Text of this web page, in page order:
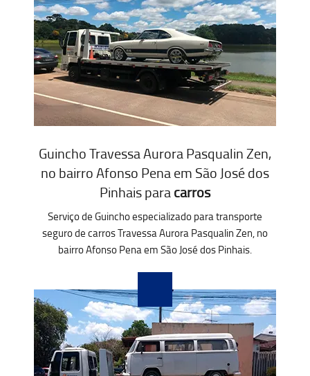
Guincho Travessa Aurora Pasqualin Zen,
no bairro Afonso Pena em São José dos
Pinhais paracarros
Serviço de Guincho especializado para transporte
seguro de carros Travessa Aurora Pasqualin Zen, no
bairro Afonso Pena em São José dos Pinhais.